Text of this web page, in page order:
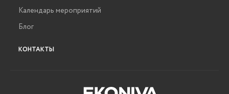
Календарь мероприятий
Блог
КОНТАКТЫ